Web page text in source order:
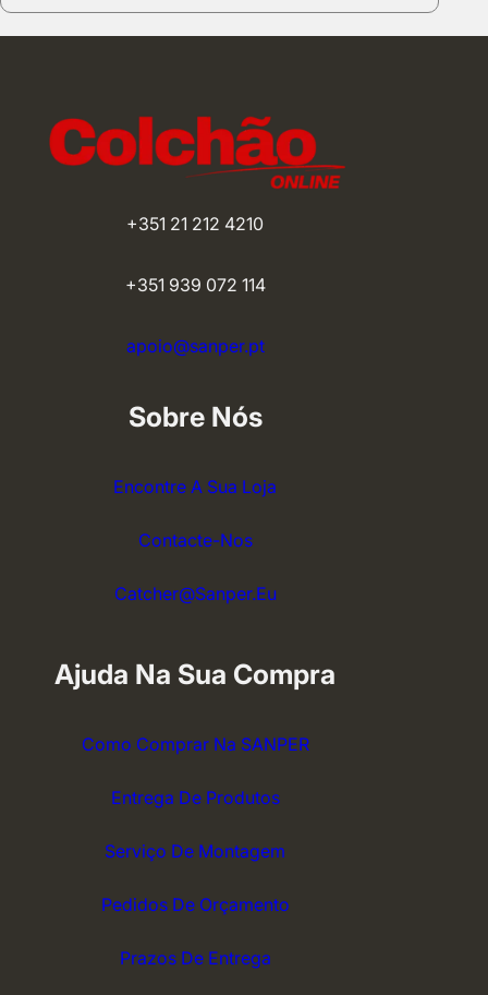
+351 21 212 4210
+351 939 072 114
apoio@sanper.pt
Sobre Nós
Encontre A Sua Loja
Contacte-Nos
Catcher@sanper.eu
Ajuda Na Sua Compra
Como Comprar Na SANPER
Entrega De Produtos
Serviço De Montagem
Pedidos De Orçamento
Prazos De Entrega